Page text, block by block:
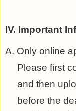
IV. Important
A. Only online
Please first
and then
before the